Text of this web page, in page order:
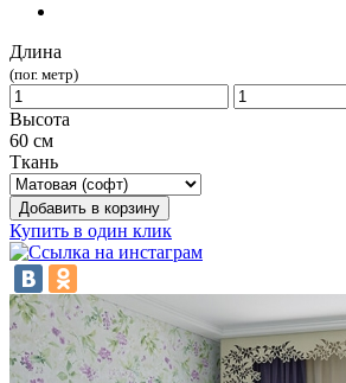
Длина
(пог. метр)
Высота
60 см
Ткань
Добавить в корзину
Купить в один клик